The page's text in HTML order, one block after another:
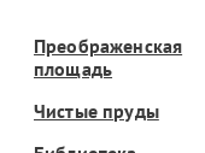
Преображенская
площадь
Чистые пруды